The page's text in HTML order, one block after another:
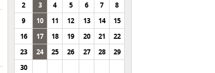
2
3 4 5 6 7
8
9
10 11 12 13 14
15
16
17 18 19 20 21
22
23
24 25 26 27 28
29
30